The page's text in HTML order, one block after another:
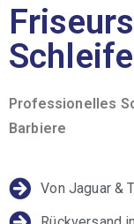
Professionelles
Barbiere
Von Jaguar &